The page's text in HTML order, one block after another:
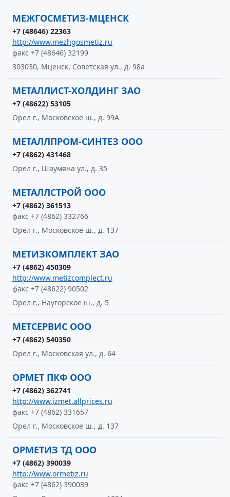
МЕЖГОСМЕТИЗ-МЦЕНСК
+7 (48646) 22363
http://www.mezhgosmetiz.ru
факс +7 (48646) 32199
303030, Мценск, Советская ул., д. 98а
МЕТАЛЛИСТ-ХОЛДИНГ ЗАО
+7 (48622) 53105
Орел г., Московское ш., д. 99А
МЕТАЛЛПРОМ-СИНТЕЗ ООО
+7 (4862) 431468
Орел г., Шаумяна ул., д. 35
МЕТАЛЛСТРОЙ ООО
+7 (4862) 361513
факс +7 (4862) 332766
Орел г., Московское ш., д. 137
МЕТИЗКОМПЛЕКТ ЗАО
+7 (4862) 450309
http://www.metizcomplect.ru
факс +7 (48622) 90502
Орел г., Наугорское ш., д. 5
МЕТСЕРВИС ООО
+7 (4862) 540350
Орел г., Московская ул., д. 64
ОРМЕТ ПКФ ООО
+7 (4862) 362741
http://www.izmet.allprices.ru
факс +7 (4862) 331657
Орел г., Московское ш., д. 137
ОРМЕТИЗ ТД ООО
+7 (4862) 390039
http://www.ormetiz.ru
факс +7 (4862) 390039